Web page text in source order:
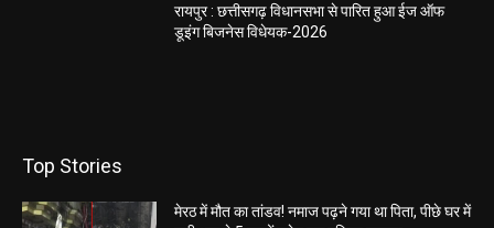
रायपुर : छत्तीसगढ़ विधानसभा से पारित हुआ ईज ऑफ
डूइंग बिजनेस विधेयक-2026
Top Stories
मेरठ में मौत का तांडव! नमाज पढ़ने गया था पिता, पीछे घर में